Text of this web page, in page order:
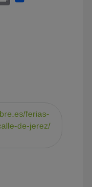
ferias-
de-jerez/